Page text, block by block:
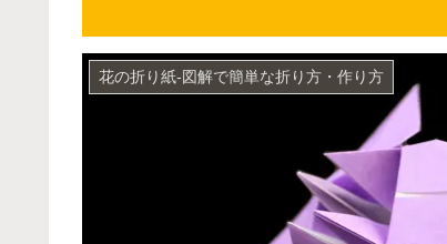
花の折り紙-図解で簡単な折り方・作り方